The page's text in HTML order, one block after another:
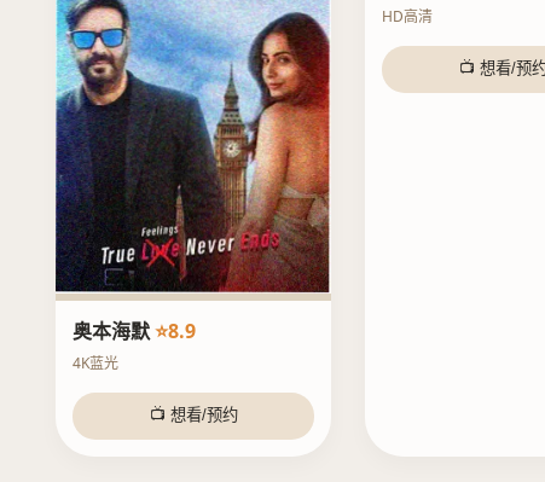
奥本海默⭐8.9
4K蓝光
📺 想看/预约
HD高清
📺 想看/预